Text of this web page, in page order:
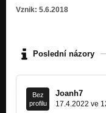
Vznik: 5.6.2018
Poslední názory
Bez
profilu
Joanh7
17.4.2022 ve